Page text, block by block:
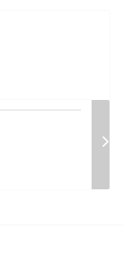
で
使え...